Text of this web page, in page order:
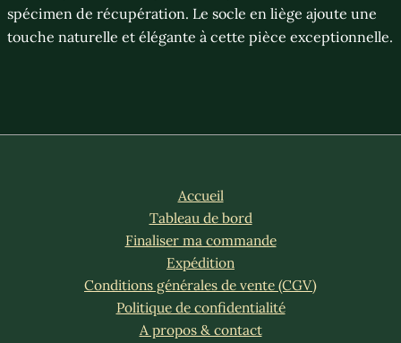
spécimen de récupération. Le socle en liège ajoute une
touche naturelle et élégante à cette pièce exceptionnelle.
Accueil
Tableau de bord
Finaliser ma commande
Expédition
Conditions générales de vente (CGV)
Politique de confidentialité
A propos & contact